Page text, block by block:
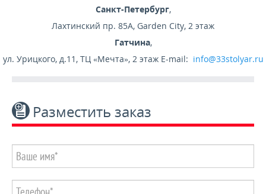
ГАРАНТИЯ
СКИДКИ
При заказе в декабре скидка -20%
КОНТАКТЫ
Санкт-Петербург,
Лахтинский пр. 85А, Garden City, 2 этаж
Гатчина,
ул. Урицкого, д.11, ТЦ «Мечта», 2 этажE-mail: info@33stolyar.ru
Разместить заказ